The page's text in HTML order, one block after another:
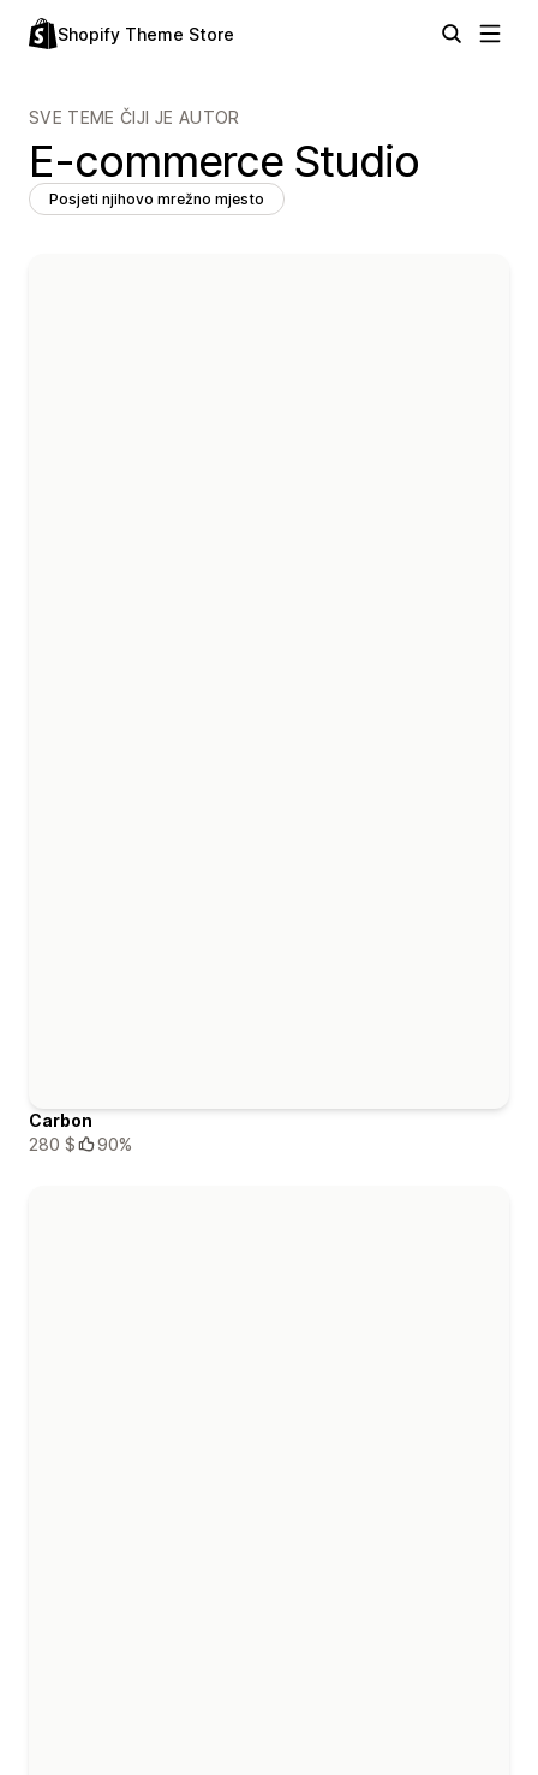
Shopify Theme Store
SVE TEME ČIJI JE AUTOR
E-commerce Studio
Posjeti njihovo mrežno mjesto
Carbon
280 $
90%